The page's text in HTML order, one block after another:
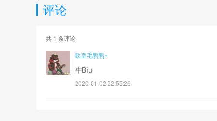
评论
共 1 条评论
欧皇毛熊熊~
牛Bⅰu
2020-01-02 22:55:26